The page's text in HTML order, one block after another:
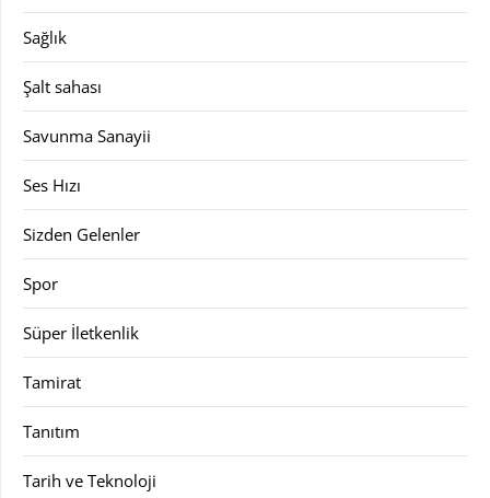
Sağlık
Şalt sahası
Savunma Sanayii
Ses Hızı
Sizden Gelenler
Spor
Süper İletkenlik
Tamirat
Tanıtım
Tarih ve Teknoloji